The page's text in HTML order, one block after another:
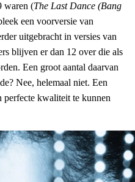
waren (The Last Dance (Bang
een voorversie van
uitgebracht in versies van
blijven er dan 12 over die als
Een groot aantal daarvan
Nee, helemaal niet. Een
perfecte kwaliteit te kunnen